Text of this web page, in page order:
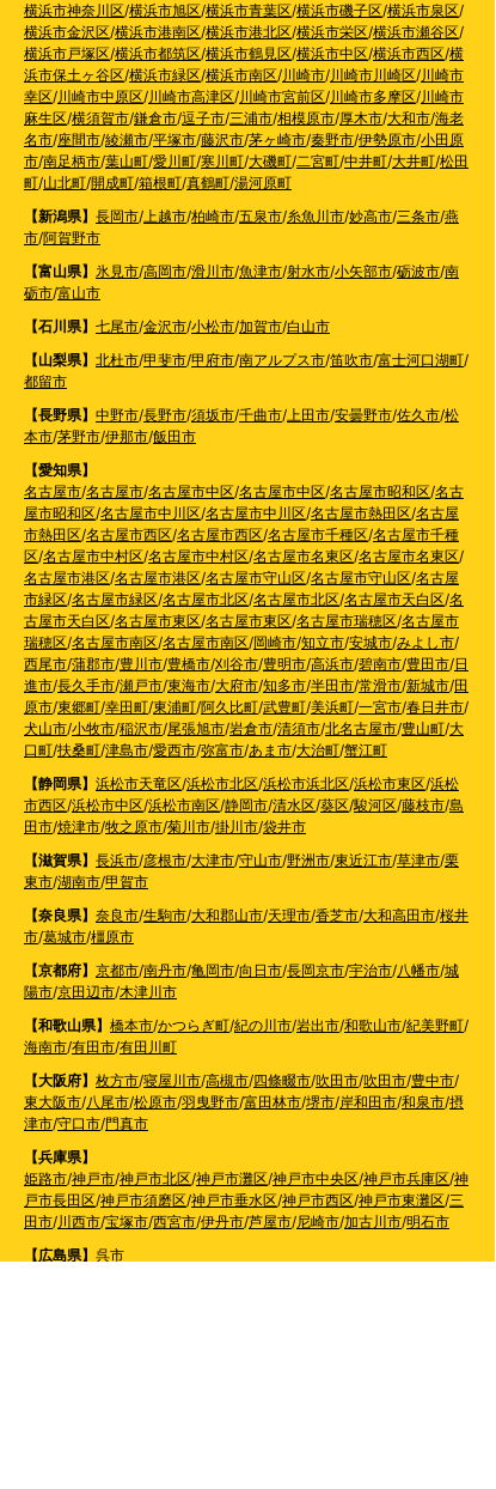
横浜市神奈川区/横浜市旭区/横浜市青葉区/横浜市磯子区/横浜市泉区/
横浜市金沢区/横浜市港南区/横浜市港北区/横浜市栄区/横浜市瀬谷区/
横浜市戸塚区/横浜市都筑区/横浜市鶴見区/横浜市中区/横浜市西区/横
浜市保土ヶ谷区/横浜市緑区/横浜市南区/川崎市/川崎市川崎区/川崎市
幸区/川崎市中原区/川崎市高津区/川崎市宮前区/川崎市多摩区/川崎市
麻生区/横須賀市/鎌倉市/逗子市/三浦市/相模原市/厚木市/大和市/海老
名市/座間市/綾瀬市/平塚市/藤沢市/茅ヶ崎市/秦野市/伊勢原市/小田原
市/南足柄市/葉山町/愛川町/寒川町/大磯町/二宮町/中井町/大井町/松田
町/山北町/開成町/箱根町/真鶴町/湯河原町
【新潟県】 長岡市/上越市/柏崎市/五泉市/糸魚川市/妙高市/三条市/燕
市/阿賀野市
【富山県】 氷見市/高岡市/滑川市/魚津市/射水市/小矢部市/砺波市/南
砺市/富山市
【石川県】 七尾市/金沢市/小松市/加賀市/白山市
【山梨県】 北杜市/甲斐市/甲府市/南アルプス市/笛吹市/富士河口湖町/
都留市
【長野県】 中野市/長野市/須坂市/千曲市/上田市/安曇野市/佐久市/松
本市/茅野市/伊那市/飯田市
【愛知県】
名古屋市/名古屋市/名古屋市中区/名古屋市中区/名古屋市昭和区/名古
屋市昭和区/名古屋市中川区/名古屋市中川区/名古屋市熱田区/名古屋
市熱田区/名古屋市西区/名古屋市西区/名古屋市千種区/名古屋市千種
区/名古屋市中村区/名古屋市中村区/名古屋市名東区/名古屋市名東区/
名古屋市港区/名古屋市港区/名古屋市守山区/名古屋市守山区/名古屋
市緑区/名古屋市緑区/名古屋市北区/名古屋市北区/名古屋市天白区/名
古屋市天白区/名古屋市東区/名古屋市東区/名古屋市瑞穂区/名古屋市
瑞穂区/名古屋市南区/名古屋市南区/岡崎市/知立市/安城市/みよし市/
西尾市/蒲郡市/豊川市/豊橋市/刈谷市/豊明市/高浜市/碧南市/豊田市/日
進市/長久手市/瀬戸市/東海市/大府市/知多市/半田市/常滑市/新城市/田
原市/東郷町/幸田町/東浦町/阿久比町/武豊町/美浜町/一宮市/春日井市/
犬山市/小牧市/稲沢市/尾張旭市/岩倉市/清須市/北名古屋市/豊山町/大
口町/扶桑町/津島市/愛西市/弥富市/あま市/大治町/蟹江町
【静岡県】 浜松市天竜区/浜松市北区/浜松市浜北区/浜松市東区/浜松
市西区/浜松市中区/浜松市南区/静岡市/清水区/葵区/駿河区/藤枝市/島
田市/焼津市/牧之原市/菊川市/掛川市/袋井市
【滋賀県】 長浜市/彦根市/大津市/守山市/野洲市/東近江市/草津市/栗
東市/湖南市/甲賀市
【奈良県】 奈良市/生駒市/大和郡山市/天理市/香芝市/大和高田市/桜井
市/葛城市/橿原市
【京都府】 京都市/南丹市/亀岡市/向日市/長岡京市/宇治市/八幡市/城
陽市/京田辺市/木津川市
【和歌山県】 橋本市/かつらぎ町/紀の川市/岩出市/和歌山市/紀美野町/
海南市/有田市/有田川町
【大阪府】 枚方市/寝屋川市/高槻市/四條畷市/吹田市/吹田市/豊中市/
東大阪市/八尾市/松原市/羽曳野市/富田林市/堺市/岸和田市/和泉市/摂
津市/守口市/門真市
【兵庫県】
姫路市/神戸市/神戸市北区/神戸市灘区/神戸市中央区/神戸市兵庫区/神
戸市長田区/神戸市須磨区/神戸市垂水区/神戸市西区/神戸市東灘区/三
田市/川西市/宝塚市/西宮市/伊丹市/芦屋市/尼崎市/加古川市/明石市
【広島県】 呉市